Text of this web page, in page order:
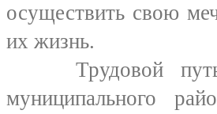
осуществить свою
их жизнь.
Трудовой путь
муниципального